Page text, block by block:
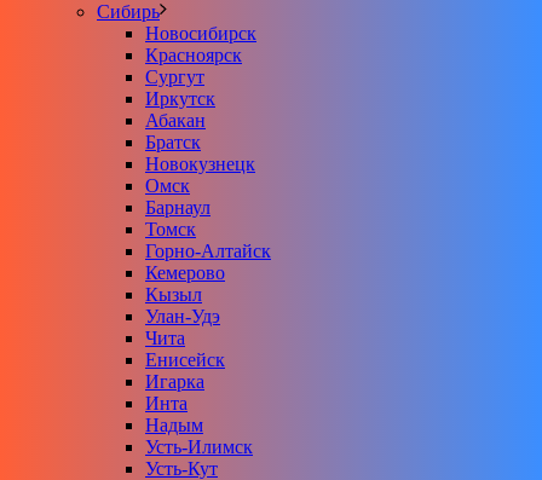
Сибирь
Новосибирск
Красноярск
Сургут
Иркутск
Абакан
Братск
Новокузнецк
Омск
Барнаул
Томск
Горно-Алтайск
Кемерово
Кызыл
Улан-Удэ
Чита
Енисейск
Игарка
Инта
Надым
Усть-Илимск
Усть-Кут